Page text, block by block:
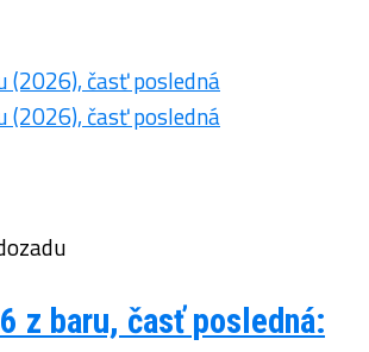
z baru, časť posledná: